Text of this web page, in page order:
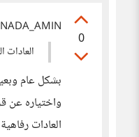
0
NADA_AMIN
بشكل عام
واختياره عن
العادات